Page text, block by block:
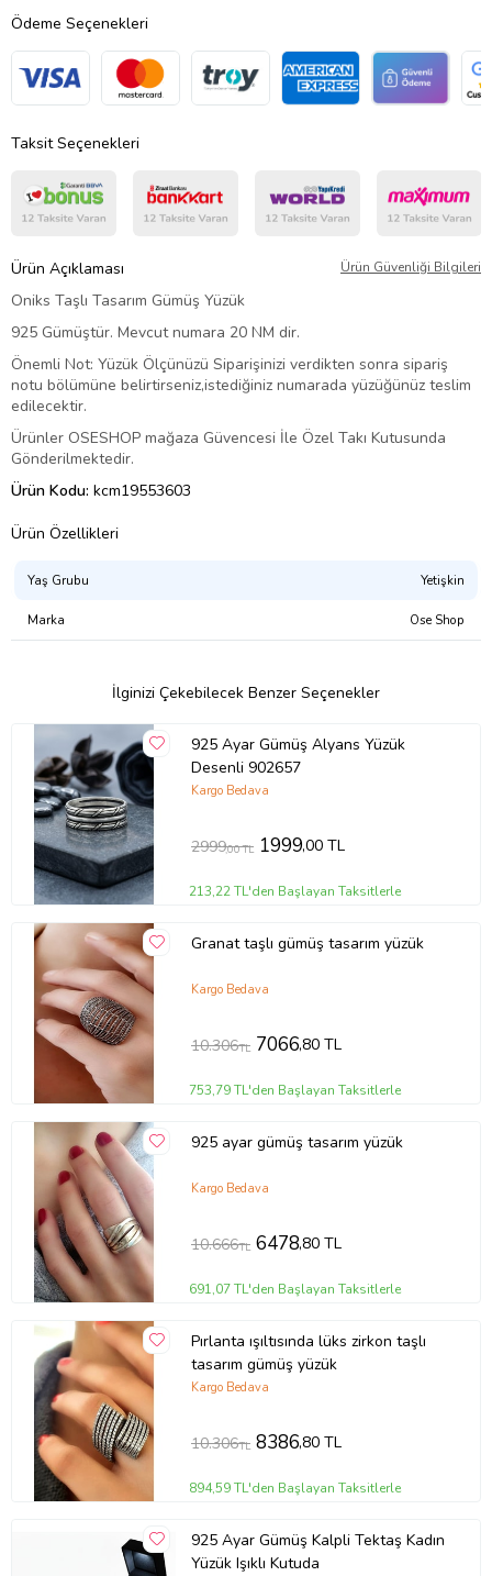
Ödeme Seçenekleri
Taksit Seçenekleri
Ürün Açıklaması Ürün Güvenliği Bilgileri
Oniks Taşlı Tasarım Gümüş Yüzük
925 Gümüştür. Mevcut numara 20 NM dir.
Önemli Not: Yüzük Ölçünüzü Siparişinizi verdikten sonra sipariş
notu bölümüne belirtirseniz,istediğiniz numarada yüzüğünüz teslim
edilecektir.
Ürünler OSESHOP mağaza Güvencesi İle Özel Takı Kutusunda
Gönderilmektedir.
Ürün Kodu: kcm19553603
Ürün Özellikleri
Yaş Grubu Yetişkin
Marka Ose Shop
İlginizi Çekebilecek Benzer Seçenekler
925 Ayar Gümüş Alyans Yüzük
Desenli 902657
Kargo Bedava
2999,00 TL 1999,00 TL
213,22 TL'den Başlayan Taksitlerle
Granat taşlı gümüş tasarım yüzük
Kargo Bedava
10.306TL 7066,80 TL
753,79 TL'den Başlayan Taksitlerle
925 ayar gümüş tasarım yüzük
Kargo Bedava
10.666TL 6478,80 TL
691,07 TL'den Başlayan Taksitlerle
Pırlanta ışıltısında lüks zirkon taşlı
tasarım gümüş yüzük
Kargo Bedava
10.306TL 8386,80 TL
894,59 TL'den Başlayan Taksitlerle
925 Ayar Gümüş Kalpli Tektaş Kadın
Yüzük Işıklı Kutuda